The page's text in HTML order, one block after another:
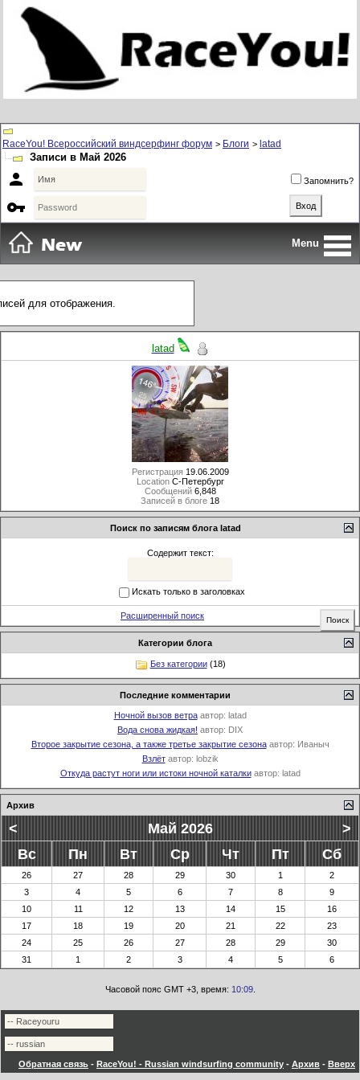
RaceYou! Всероссийский виндсерфинг форум > Блоги > latad
Записи в Май 2026
 Запомнить?

Menu
для отображения.
latad
Регистрация19.06.2009
LocationC-Петербург
Сообщений6,848
Записей в блоге 18
Поиск по записям блога latad
Содержит текст:
Искать только в заголовках
Расширенный поиск
Категории блога
Без категории(18)
Последние комментарии
Ночной вызов ветра автор: latad
Вода снова жидкая! автор: DIX
Второе закрытие сезона, а также третье закрытие сезона автор: Иваныч
Взлёт автор: lobzik
Откуда растут ноги или истоки ночной каталки автор: latad
Архив
< >
Май 2026
Вс
Пн Вт Ср Чт Пт Сб
26 27 28 29 30 1
2
3
4 5 6 7 8
9
10
11 12 13 14 15
16
17
18 19 20 21 22
23
24
25 26 27 28 29
30
31
1 2 3 4 5 6
Часовой пояс GMT +3, время: 10:09.
Обратная связь - RaceYou! - Russian windsurfing community - Архив - Вверх